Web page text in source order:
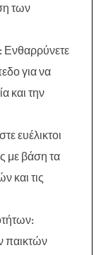
των
Ενθαρρύνετε
για να
και την
ευέλικτοι
με βάση τα
και τις
παικτών